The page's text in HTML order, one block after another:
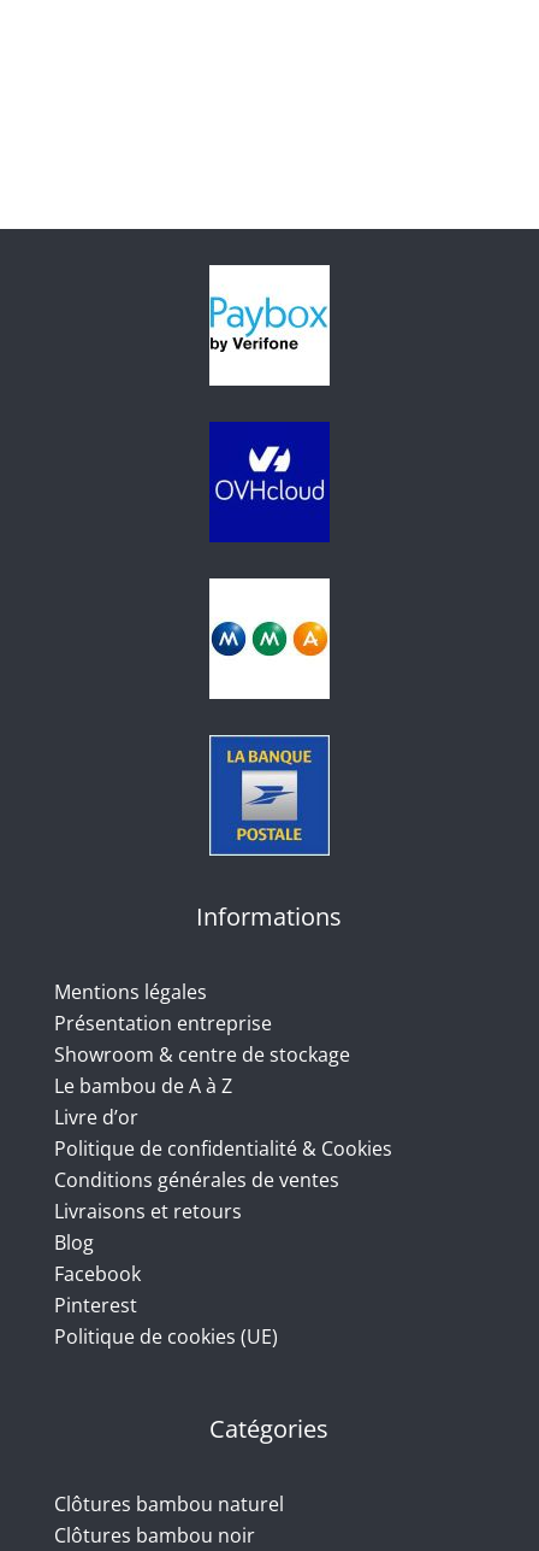
Informations
Mentions légales
Présentation entreprise
Showroom & centre de stockage
Le bambou de A à Z
Livre d’or
Politique de confidentialité & Cookies
Conditions générales de ventes
Livraisons et retours
Blog
Facebook
Pinterest
Politique de cookies (UE)
Catégories
Clôtures bambou naturel
Clôtures bambou noir